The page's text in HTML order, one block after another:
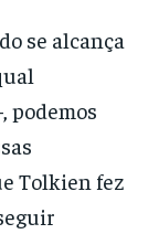
se alcança
podemos
Tolkien fez